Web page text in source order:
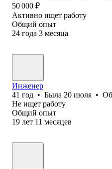
50 000 ₽
Активно ищет работу
Общий опыт
24 года 3 месяца
Инженер
41 год • Была 20 июля •
Не ищет работу
Общий опыт
19 лет 11 месяцев